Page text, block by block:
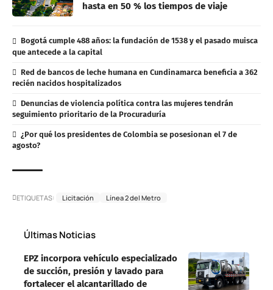
hasta en 50 % los tiempos de viaje
Bogotá cumple 488 años: la fundación de 1538 y el pasado muisca
que antecede a la capital
Red de bancos de leche humana en Cundinamarca beneficia a 362
recién nacidos hospitalizados
Denuncias de violencia política contra las mujeres tendrán
seguimiento prioritario de la Procuraduría
¿Por qué los presidentes de Colombia se posesionan el 7 de
agosto?
ETIQUETAS: Licitación Línea 2 del Metro
Últimas Noticias
EPZ incorpora vehículo especializado
de succión, presión y lavado para
fortalecer el alcantarillado de